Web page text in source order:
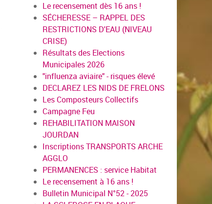
Le recensement dès 16 ans !
SÉCHERESSE – RAPPEL DES
RESTRICTIONS D'EAU (NIVEAU
CRISE)
Résultats des Elections
Municipales 2026
"influenza aviaire" - risques élevé
DECLAREZ LES NIDS DE FRELONS
Les Composteurs Collectifs
Campagne Feu
REHABILITATION MAISON
JOURDAN
Inscriptions TRANSPORTS ARCHE
AGGLO
PERMANENCES : service Habitat
Le recensement à 16 ans !
Bulletin Municipal N°52 - 2025